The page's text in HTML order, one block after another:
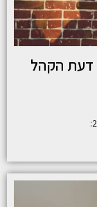
דעת הקהל